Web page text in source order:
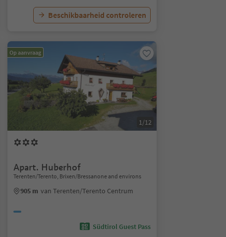
Beschikbaarheid controleren
Op aanvraag
1/12
Apart. Huberhof
Terenten/Terento, Brixen/Bressanone and environs
905 m van Terenten/Terento Centrum
Südtirol Guest Pass